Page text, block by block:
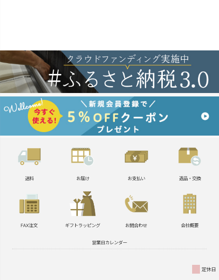
送料 お届け お支払い 返品・交換
FAX注文 ギフトラッピング お問合わせ 会社概要
営業日カレンダー
定休日